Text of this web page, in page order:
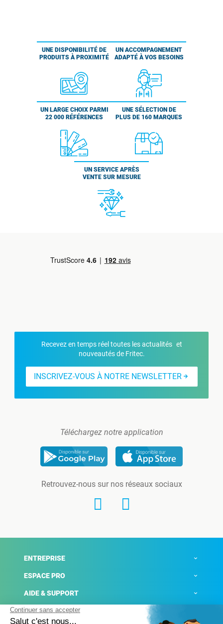
UNE DISPONIBILITÉ DE
PRODUITS À PROXIMITÉ
UN ACCOMPAGNEMENT
ADAPTÉ À VOS BESOINS
UN LARGE CHOIX PARMI
22 000 RÉFÉRENCES
UNE SÉLECTION DE
PLUS DE 160 MARQUES
UN SERVICE APRÈS
VENTE SUR MESURE
Recevez en temps réel toutes les actualités et
nouveautés de Fritec.
INSCRIVEZ-VOUS À NOTRE NEWSLETTER
Téléchargez notre application
Retrouvez-nous sur nos réseaux sociaux
ENTREPRISE
ESPACE PRO
AIDE & SUPPORT
ACTUALITÉS